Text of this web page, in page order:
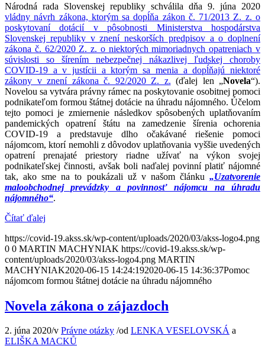
Národná rada Slovenskej republiky schválila dňa 9. júna 2020
vládny návrh zákona, ktorým sa dopĺňa zákon č. 71/2013 Z. z. o
poskytovaní dotácií v pôsobnosti Ministerstva hospodárstva
Slovenskej republiky v znení neskorších predpisov a o doplnení
zákona č. 62/2020 Z. z. o niektorých mimoriadnych opatreniach v
súvislosti so šírením nebezpečnej nákazlivej ľudskej choroby
COVID-19 a v justícii a ktorým sa menia a dopĺňajú niektoré
zákony v znení zákona č. 92/2020 Z. z. (ďalej len „Novela“).
Novelou sa vytvára právny rámec na poskytovanie osobitnej pomoci
podnikateľom formou štátnej dotácie na úhradu nájomného. Účelom
tejto pomoci je zmiernenie následkov spôsobených uplatňovaním
pandemických opatrení štátu na zamedzenie šírenia ochorenia
COVID-19 a predstavuje dlho očakávané riešenie pomoci
nájomcom, ktorí nemohli z dôvodov uplatňovania vyššie uvedených
opatrení prenajaté priestory riadne užívať na výkon svojej
podnikateľskej činnosti, avšak boli naďalej povinní platiť nájomné
tak, ako sme na to poukázali už v našom článku „Uzatvorenie
maloobchodnej prevádzky a povinnosť nájomcu na úhradu
nájomného“.
Čítať ďalej
https://covid-19.akss.sk/wp-content/uploads/2020/03/akss-logo4.png
0 0 MARTIN MACHYNIAK https://covid-19.akss.sk/wp-
content/uploads/2020/03/akss-logo4.png MARTIN
MACHYNIAK2020-06-15 14:24:192020-06-15 14:36:37Pomoc
nájomcom formou štátnej dotácie na úhradu nájomného
Novela zákona o zájazdoch
2. júna 2020/v Právne otázky /od LENKA VESELOVSKÁ a
ELIŠKA MACKŮ